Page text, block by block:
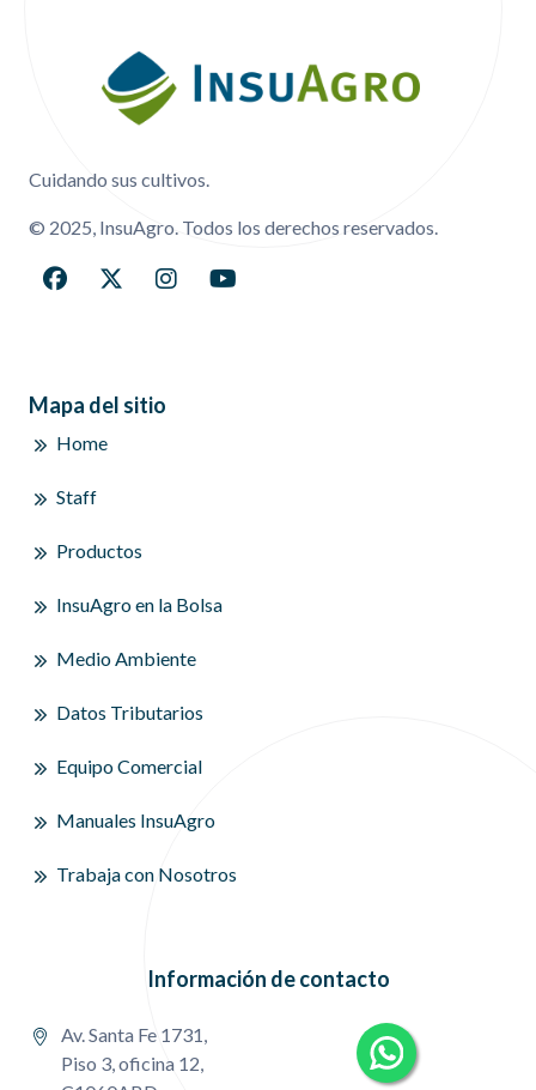
Cuidando sus cultivos.
© 2025, InsuAgro. Todos los derechos reservados.
Mapa del sitio
Home
Staff
Productos
InsuAgro en la Bolsa
Medio Ambiente
Datos Tributarios
Equipo Comercial
Manuales InsuAgro
Trabaja con Nosotros
Información de contacto
Av. Santa Fe 1731,
Piso 3, oficina 12,